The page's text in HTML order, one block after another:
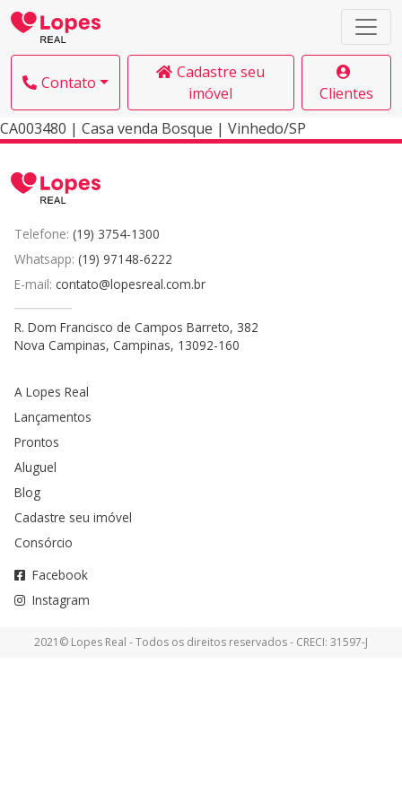
Contato
Cadastre seu
imóvel
Clientes
CA003480 | Casa venda Bosque | Vinhedo/SP
Telefone: (19) 3754-1300
Whatsapp: (19) 97148-6222
E-mail: contato@lopesreal.com.br
R. Dom Francisco de Campos Barreto, 382
Nova Campinas, Campinas, 13092-160
A Lopes Real
Lançamentos
Prontos
Aluguel
Blog
Cadastre seu imóvel
Consórcio
Facebook
Instagram
2021© Lopes Real - Todos os direitos reservados - CRECI: 31597-J